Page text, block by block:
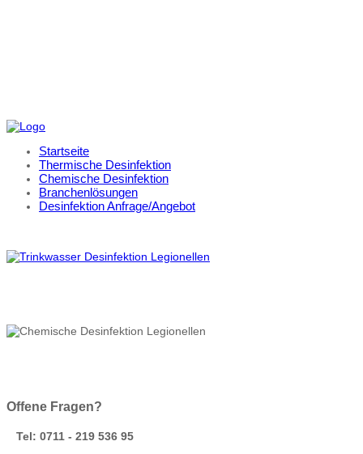
Startseite
Thermische Desinfektion
Chemische Desinfektion
Branchenlösungen
Desinfektion Anfrage/Angebot
Offene Fragen?
Tel: 0711 - 219 536 95